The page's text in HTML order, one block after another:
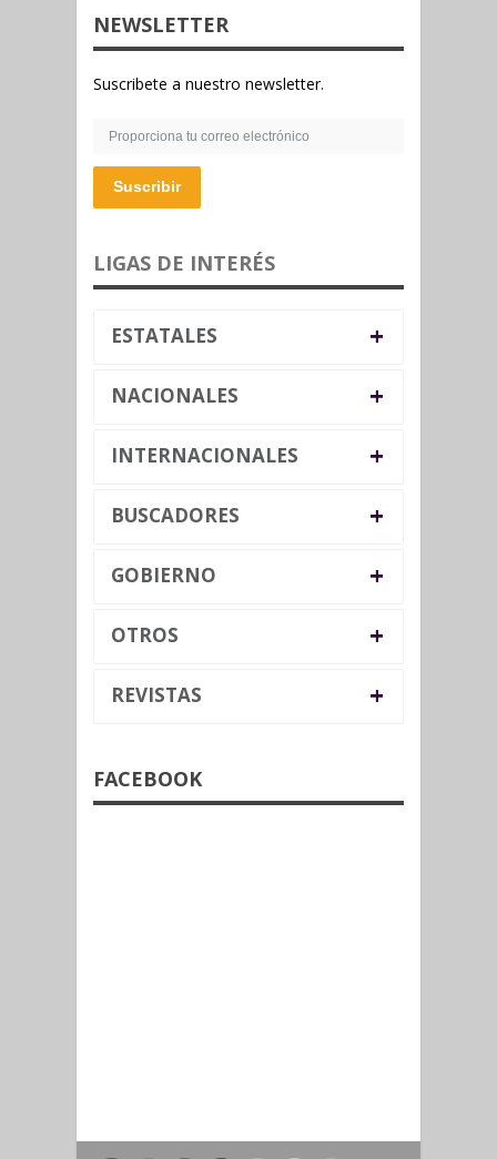
NEWSLETTER
Suscribete a nuestro newsletter.
Suscribir
LIGAS DE INTERÉS
ESTATALES +
NACIONALES +
INTERNACIONALES +
BUSCADORES +
GOBIERNO +
OTROS +
REVISTAS +
FACEBOOK